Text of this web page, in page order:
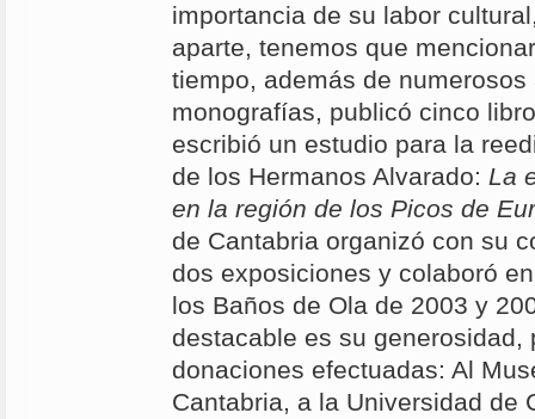
importancia de su labor
aparte, tenemos que
tiempo, además de
monografías, publicó cinco
escribió un estudio para la
de los Hermanos Alvarado: La
en la región de los Picos de
de Cantabria organizó con su
dos exposiciones y colaboró
los Baños de Ola de 2003 y
destacable es su generosidad,
donaciones efectuadas: Al
Cantabria, a la Universidad de